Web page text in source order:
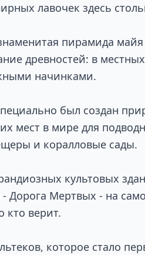
лавочек здесь
пирамида
древностей: в
начинками.
был создан
мест в мире для
и коралловые сады.
культовых
Дорога Мертвых - на
кто верит.
которое стало